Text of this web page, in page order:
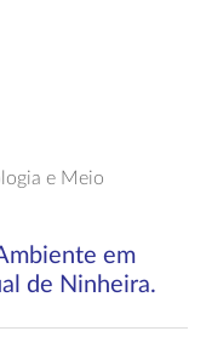
e Meio
em
de Ninheira.